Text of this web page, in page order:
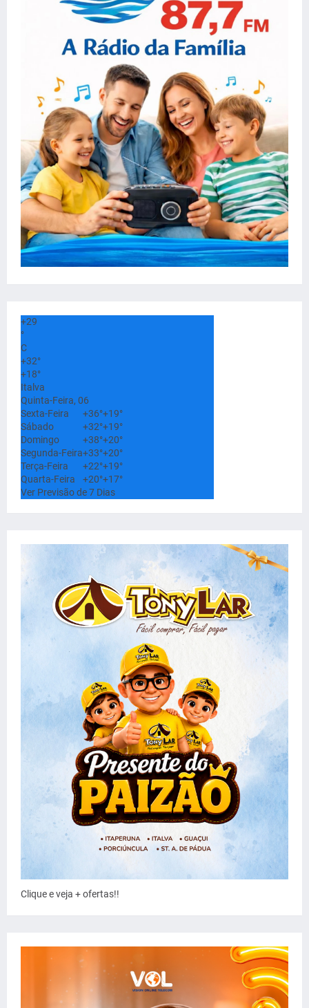
+29
°
C
+32°
+18°
Italva
Quinta-Feira, 06
Sexta-Feira
+36°+19°
Sábado
+32°+19°
Domingo
+38°+20°
Segunda-Feira+33°+20°
Terça-Feira
+22°+19°
Quarta-Feira
+20°+17°
Ver Previsão de 7 Dias
Clique e veja + ofertas!!